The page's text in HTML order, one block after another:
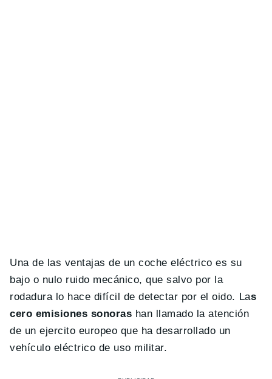
Una de las ventajas de un coche eléctrico es su
bajo o nulo ruido mecánico, que salvo por la
rodadura lo hace difícil de detectar por el oido. Las
cero emisiones sonoras han llamado la atención
de un ejercito europeo que ha desarrollado un
vehículo eléctrico de uso militar.